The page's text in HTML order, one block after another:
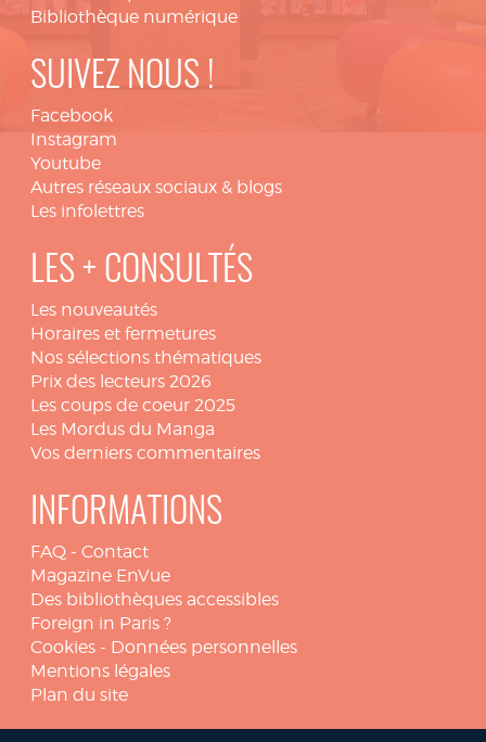
Bibliothèque numérique
SUIVEZ NOUS !
Facebook
Instagram
Youtube
Autres réseaux sociaux & blogs
Les infolettres
LES + CONSULTÉS
Les nouveautés
Horaires et fermetures
Nos sélections thématiques
Prix des lecteurs 2026
Les coups de coeur 2025
Les Mordus du Manga
Vos derniers commentaires
INFORMATIONS
FAQ - Contact
Magazine EnVue
Des bibliothèques accessibles
Foreign in Paris ?
Cookies - Données personnelles
Mentions légales
Plan du site